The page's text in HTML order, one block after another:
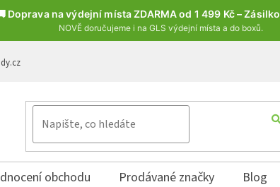
Doprava na výdejní místa ZDARMA od 1 499 Kč –
NOVĚ doručujeme i na GLS výdejní místa a do boxů.
obchodu Prodávané značky Blog